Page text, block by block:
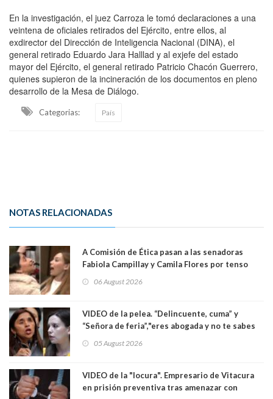
En la investigación, el juez Carroza le tomó declaraciones a una
veintena de oficiales retirados del Ejército, entre ellos, al
exdirector del Dirección de Inteligencia Nacional (DINA), el
general retirado Eduardo Jara Halllad y al exjefe del estado
mayor del Ejército, el general retirado Patricio Chacón Guerrero,
quienes supieron de la incineración de los documentos en pleno
desarrollo de la Mesa de Diálogo.
Categorias: País
NOTAS RELACIONADAS
A Comisión de Ética pasan a las senadoras
Fabiola Campillay y Camila Flores por tenso
06 August 2026
VIDEO de la pelea. “Delincuente, cuma” y
“Señora de feria”,"eres abogada y no te sabes
senadoras Camila Flores y Fabiola Campillai en
05 August 2026
VIDEO de la "locura". Empresario de Vitacura
en prisión preventiva tras amenazar con